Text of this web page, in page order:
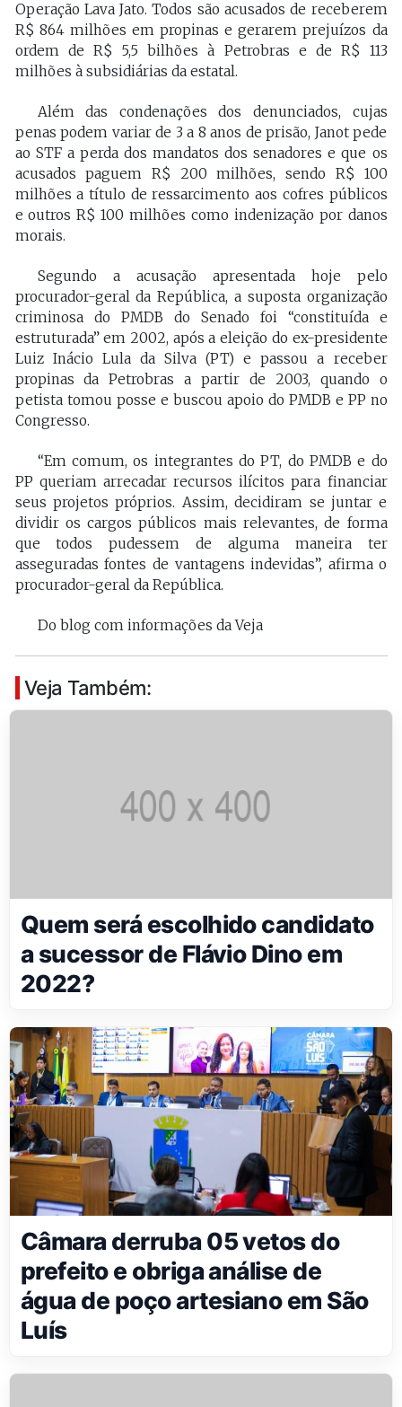
Operação Lava Jato. Todos são acusados de receberem
R$ 864 milhões em propinas e gerarem prejuízos da
ordem de R$ 5,5 bilhões à Petrobras e de R$ 113
milhões à subsidiárias da estatal.
Além das condenações dos denunciados, cujas
penas podem variar de 3 a 8 anos de prisão, Janot pede
ao STF a perda dos mandatos dos senadores e que os
acusados paguem R$ 200 milhões, sendo R$ 100
milhões a título de ressarcimento aos cofres públicos
e outros R$ 100 milhões como indenização por danos
morais.
Segundo a acusação apresentada hoje pelo
procurador-geral da República, a suposta organização
criminosa do PMDB do Senado foi “constituída e
estruturada” em 2002, após a eleição do ex-presidente
Luiz Inácio Lula da Silva (PT) e passou a receber
propinas da Petrobras a partir de 2003, quando o
petista tomou posse e buscou apoio do PMDB e PP no
Congresso.
“Em comum, os integrantes do PT, do PMDB e do
PP queriam arrecadar recursos ilícitos para financiar
seus projetos próprios. Assim, decidiram se juntar e
dividir os cargos públicos mais relevantes, de forma
que todos pudessem de alguma maneira ter
asseguradas fontes de vantagens indevidas”, afirma o
procurador-geral da República.
Do blog com informações da Veja
Veja Também:
Quem será escolhido candidato
a sucessor de Flávio Dino em
2022?
Câmara derruba 05 vetos do
prefeito e obriga análise de
água de poço artesiano em São
Luís